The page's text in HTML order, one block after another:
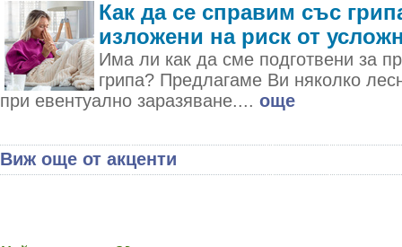
Как да се справим със
изложени на риск от
Има ли как да сме подготвени за
грипа? Предлагаме Ви няколко
при евентуално заразяване.... още
Виж още от акценти